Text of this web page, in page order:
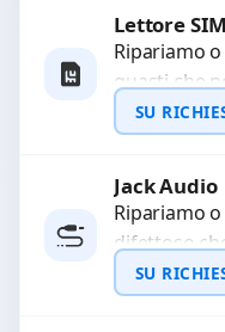
Lettore SIM
Ripariamo
guasti che
ricambi
SU
Jack Audio
Ripariamo
difettoso
sonora o
e
SU